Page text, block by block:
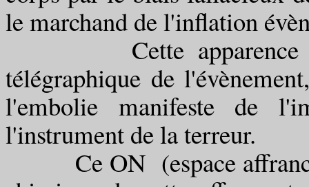
le marchand de l'inflation
Cette apparence du
télégraphique de
l'embolie manifeste de
l'instrument de la terreur.
Ce ON (espace